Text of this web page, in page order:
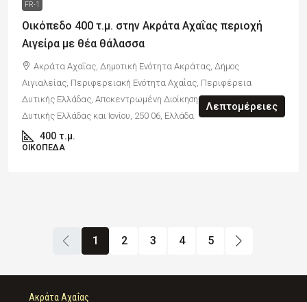
FR-1
Οικόπεδο 400 τ.μ. στην Ακράτα Αχαΐας περιοχή
Αιγείρα με θέα θάλασσα
Ακράτα Αχαΐας, Δημοτική Ενότητα Ακράτας, Δήμος
Αιγιαλείας, Περιφερειακή Ενότητα Αχαΐας, Περιφέρεια
Δυτικής Ελλάδας, Αποκεντρωμένη Διοίκηση Πελοποννήσου,
Δυτικής Ελλάδας και Ιονίου, 250 06, Ελλάδα
400 τ.μ.
ΟΙΚΌΠΕΔΑ
Λεπτομέρειες
1 2 3 4 5
Ακράτα Αχαΐας